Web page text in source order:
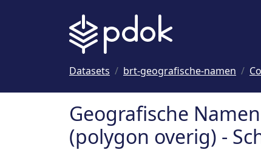
Datasets brt-geografische-namen
Geografische
(polygon overig) -